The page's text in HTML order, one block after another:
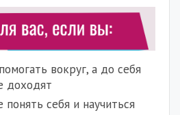
вокруг, а до себя
доходят
понять себя и научиться